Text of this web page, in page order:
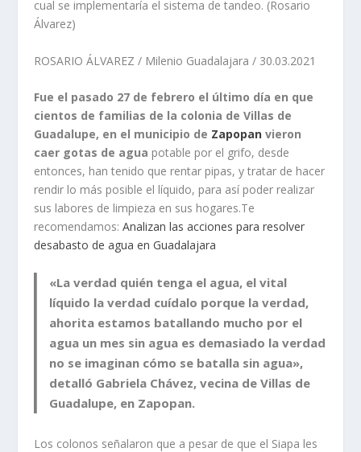
cual se implementaría el sistema de tandeo. (Rosario
Álvarez)
ROSARIO ÁLVAREZ / Milenio Guadalajara / 30.03.2021
Fue el pasado 27 de febrero el último día en que
cientos de familias de la colonia de Villas de
Guadalupe, en el municipio de Zapopan vieron
caer gotas de agua potable por el grifo, desde
entonces, han tenido que rentar pipas, y tratar de hacer
rendir lo más posible el líquido, para así poder realizar
sus labores de limpieza en sus hogares.Te
recomendamos:Analizan las acciones para resolver
desabasto de agua en Guadalajara
«La verdad quién tenga el agua, el vital
líquido la verdad cuídalo porque la verdad,
ahorita estamos batallando mucho por el
agua un mes sin agua es demasiado la verdad
no se imaginan cómo se batalla sin agua»,
detalló Gabriela Chávez, vecina de Villas de
Guadalupe, en Zapopan.
Los colonos señalaron que a pesar de que el Siapa les